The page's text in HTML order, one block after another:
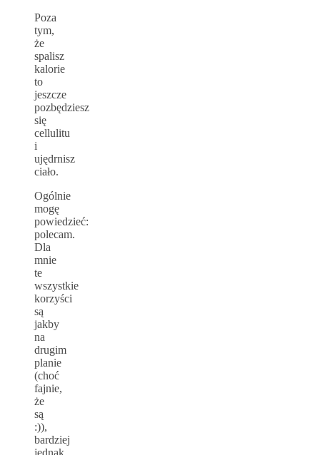
Poza
tym,
że
spalisz
kalorie
to
jeszcze
pozbędziesz
się
cellulitu
i
ujędrnisz
ciało.
Ogólnie
mogę
powiedzieć:
polecam.
Dla
mnie
te
wszystkie
korzyści
są
jakby
na
drugim
planie
(choć
fajnie,
że
są
:)),
bardziej
jednak